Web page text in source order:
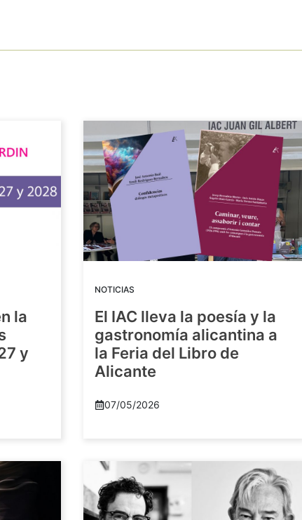
la
y
NOTICIAS
El IAC lleva la poesía y la
gastronomía alicantina a
la Feria del Libro de
Alicante
07/05/2026